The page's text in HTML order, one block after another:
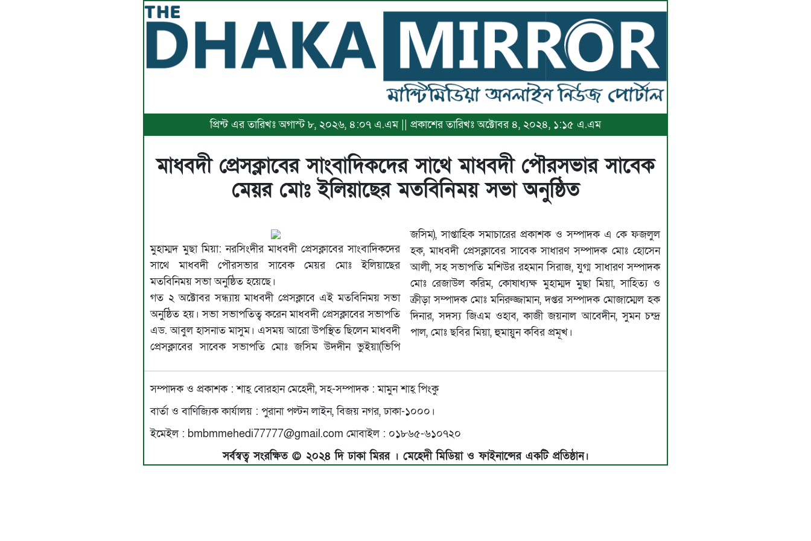
প্রিন্ট এর তারিখঃ অগাস্ট ৮, ২০২৬, ৪:০৭ এ.এম || প্রকাশের তারিখঃ অক্টোবর ৪, ২০২৪, ১:১৫ এ.এম
মাধবদী প্রেসক্লাবের সাংবাদিকদের সাথে মাধবদী পৌরসভার সাবেক
মেয়র মোঃ ইলিয়াছের মতবিনিময় সভা অনুষ্ঠিত
মুহাম্মদ মুছা মিয়া: নরসিংদীর মাধবদী প্রেসক্লাবের সাংবাদিকদের
সাথে মাধবদী পৌরসভার সাবেক মেয়র মোঃ ইলিয়াছের
মতবিনিময় সভা অনুষ্ঠিত হয়েছে।
গত ২ অক্টোবর সন্ধ্যায় মাধবদী প্রেসক্লাবে এই মতবিনিময় সভা
অনুষ্ঠিত হয়। সভা সভাপতিত্ব করেন মাধবদী প্রেসক্লাবের সভাপতি
এড. আবুল হাসনাত মাসুম। এসময় আরো উপস্থিত ছিলেন মাধবদী
প্রেসক্লাবের সাবেক সভাপতি মোঃ জসিম উদদীন ভুইয়া(ভিপি
জসিম), সাপ্তাহিক সমাচারের প্রকাশক ও সম্পাদক এ কে ফজলুল
হক, মাধবদী প্রেসক্লাবের সাবেক সাধারণ সম্পাদক মোঃ হোসেন
আলী, সহ সভাপতি মশিউর রহমান সিরাজ, যুগ্ম সাধারণ সম্পাদক
মোঃ রেজাউল করিম, কোষাধ্যক্ষ মুহাম্মদ মুছা মিয়া, সাহিত্য ও
ক্রীড়া সম্পাদক মোঃ মনিরুজ্জামান, দপ্তর সম্পাদক মোজাম্মেল হক
দিনার, সদস্য জিএম ওহাব, কাজী জয়নাল আবেদীন, সুমন চন্দ্র
পাল, মোঃ ছবির মিয়া, হুমায়ুন কবির প্রমূখ।
সম্পাদক ও প্রকাশক : শাহ্ বোরহান মেহেদী, সহ-সম্পাদক : মামুন শাহ্ পিংকু
বার্তা ও বাণিজ্যিক কার্যালয় : পুরানা পল্টন লাইন, বিজয় নগর, ঢাকা-১০০০।
ইমেইল : bmbmmehedi77777@gmail.com মোবাইল : ০১৮৬৫-৬১০৭২০
সর্বস্বত্ব সংরক্ষিত © ২০২৪ দি ঢাকা মিরর । মেহেদী মিডিয়া ও ফাইনান্সের একটি প্রতিষ্ঠান।